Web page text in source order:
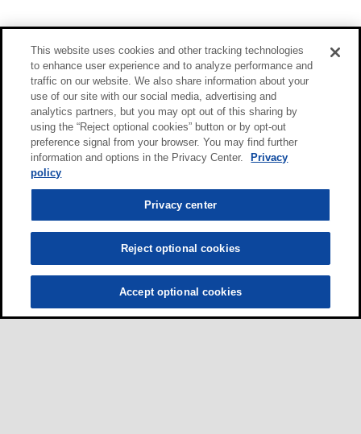
This website uses cookies and other tracking technologies
to enhance user experience and to analyze performance and
traffic on our website. We also share information about your
use of our site with our social media, advertising and
analytics partners, but you may opt out of this sharing by
using the “Reject optional cookies” button or by opt-out
preference signal from your browser. You may find further
information and options in the Privacy Center.
Privacy
policy
Privacy center
Reject optional cookies
Accept optional cookies